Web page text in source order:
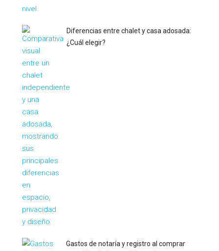
Diferencias entre chalet y casa adosada:
¿Cuál elegir?
Gastos de notaría y registro al comprar